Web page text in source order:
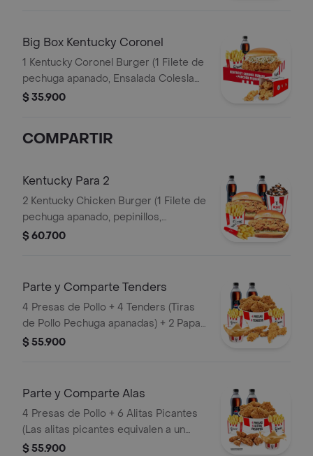
de Salsa 100g
Big Box Kentucky Coronel
1 Kentucky Coronel Burger (1 Filete de
pechuga apanado, Ensalada Coleslaw,
BBQ y mantequilla) + 1 Pop Corn
$ 35.900
COMPARTIR
Kentucky Para 2
2 Kentucky Chicken Burger (1 Filete de
pechuga apanado, pepinillos,
mayonesa premium y mantequilla) + 2
$ 60.700
Parte y Comparte Tenders
4 Presas de Pollo + 4 Tenders (Tiras
de Pollo Pechuga apanadas) + 2 Papas
Pequeñas + 1 Balde de Salsa 100g + 2
$ 55.900
Parte y Comparte Alas
4 Presas de Pollo + 6 Alitas Picantes
(Las alitas picantes equivalen a un
trozo de ala) + 2 Papas Pequeñas + 2
$ 55.900